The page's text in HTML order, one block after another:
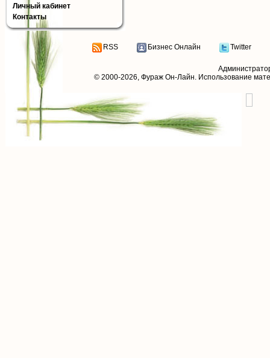
Личный кабинет
Контакты
RSS Бизнес Онлайн Twitter
© 2000-2026, Фураж Он-Лайн. Использование